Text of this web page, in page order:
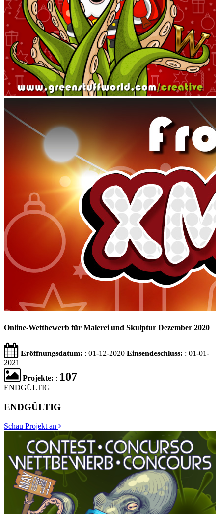
Online-Wettbewerb für Malerei und Skulptur Dezember 2020
Eröffnungsdatum: : 01-12-2020 Einsendeschluss: : 01-01-
2021
Projekte: : 107
ENDGÜLTIG
ENDGÜLTIG
Schau Projekt an